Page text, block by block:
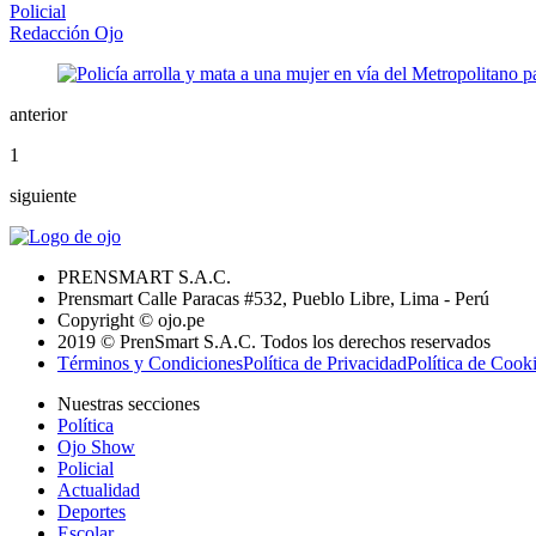
Policial
Redacción Ojo
anterior
1
siguiente
PRENSMART S.A.C.
Prensmart Calle Paracas #532, Pueblo Libre, Lima - Perú
Copyright © ojo.pe
2019 © PrenSmart S.A.C. Todos los derechos reservados
Términos y CondicionesPolítica de PrivacidadPolítica de
Nuestras secciones
Política
Ojo Show
Policial
Actualidad
Deportes